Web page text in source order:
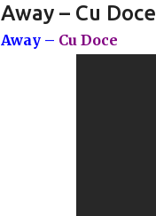
Away – Cu Doce
Away – Cu Doce